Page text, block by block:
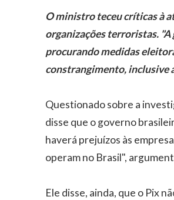
O ministro teceu críticas à
organizações terroristas. "A
procurando medidas
constrangimento, inclusive
Questionado sobre a
disse que o governo
haverá prejuízos às
operam no Brasil",
Ele disse, ainda, que o Pix